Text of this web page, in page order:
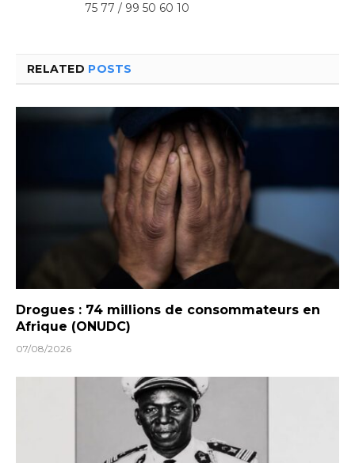
75 77 / 99 50 60 10
RELATED POSTS
Drogues : 74 millions de consommateurs en
Afrique (ONUDC)
07/08/2026